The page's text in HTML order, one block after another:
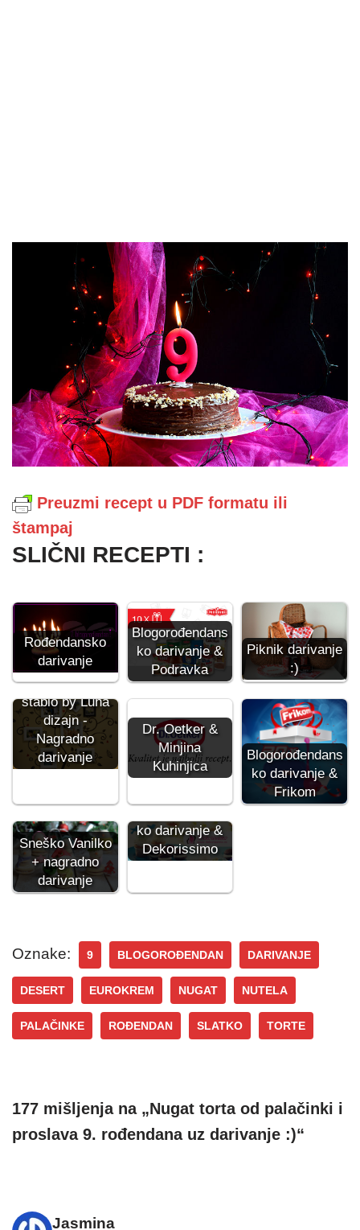
Preuzmi recept u PDF formatu ili
štampaj
SLIČNI RECEPTI :
Rođendansko
darivanje
Blogorođendans
ko darivanje &
Podravka
Piknik darivanje
:)
Porodično
stablo by Luna
dizajn -
Nagradno
darivanje
Dr. Oetker &
Minjina
Kuhinjica
Blogorođendans
ko darivanje &
Frikom
Sneško Vanilko
+ nagradno
darivanje
ko darivanje &
Dekorissimo
Oznake: 9 BLOGOROĐENDAN DARIVANJE
DESERT EUROKREM NUGAT NUTELA
PALAČINKE ROĐENDAN SLATKO TORTE
177 mišljenja na „Nugat torta od palačinki i
proslava 9. rođendana uz darivanje :)“
Jasmina